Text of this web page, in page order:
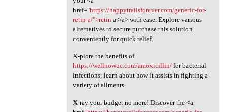
href="https://happytrailsforever.com/generic-for-
retin-a/">retin a</a> with ease. Explore various
alternatives to secure purchase this solution
conveniently for quick relief.
X-plore the benefits of
https://wellnowuc.com/amoxicillin/for bacterial
infections; learn about how it assists in fighting a
variety of ailments.
X-ray your budget no more! Discover the <a